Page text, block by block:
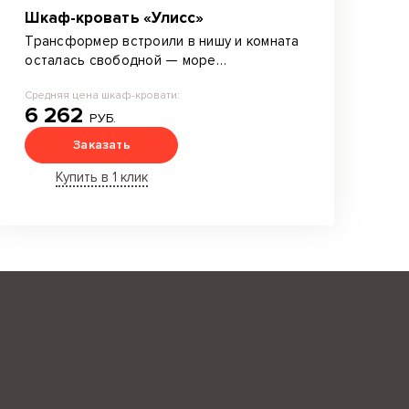
Шкаф-кровать «Улисс»
Трансформер встроили в нишу и комната
осталась свободной — море
Средняя цена шкаф-кровати:
6 262 РУБ.
Заказать
Купить в 1 клик